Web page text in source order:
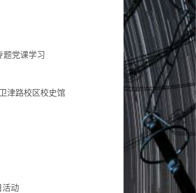
党课学习
津路校区校史馆
活动